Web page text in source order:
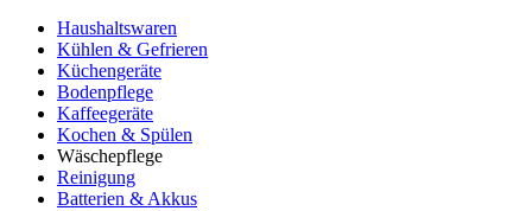
Haushaltswaren
Kühlen & Gefrieren
Küchengeräte
Bodenpflege
Kaffeegeräte
Kochen & Spülen
Wäschepflege
Reinigung
Batterien & Akkus